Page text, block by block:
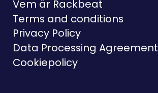
Vem är Rackbeat
Terms and conditions
Privacy Policy
Data Processing Agreement
Cookiepolicy